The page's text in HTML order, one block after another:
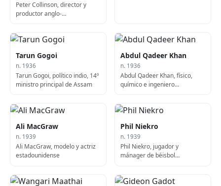
Peter Collinson, director y
productor anglo-
Tarun Gogoi
n. 1936
Tarun Gogoi, político indio, 14º
ministro principal de Assam
Abdul Qadeer Khan
n. 1936
Abdul Qadeer Khan, físico,
químico e ingeniero
Ali MacGraw
n. 1939
Ali MacGraw, modelo y actriz
estadounidense
Phil Niekro
n. 1939
Phil Niekro, jugador y
mánager de béisbol